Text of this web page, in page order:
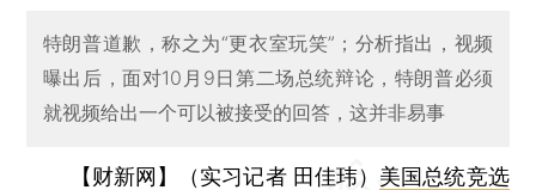
特朗普道歉，称之为“更衣室玩笑”；分析指出，视频
曝出后，面对10月9日第二场总统辩论，特朗普必须
就视频给出一个可以被接受的回答，这并非易事
【财新网】（实习记者 田佳玮） 美国总统竞选